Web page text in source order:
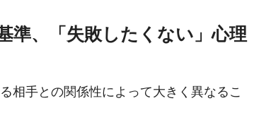
準、「失敗したくない」心理
相手との関係性によって大きく異なるこ